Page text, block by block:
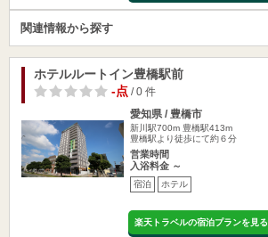
関連情報から探す
ホテルルートイン豊橋駅前
-点/ 0 件
愛知県 / 豊橋市
新川駅700m 豊橋駅413m
豊橋駅より徒歩にて約６分
営業時間
入浴料金 ～
宿泊 ホテル
楽天トラベルの宿泊プランを見る